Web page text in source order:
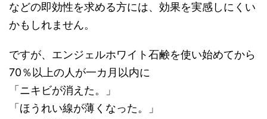
などの即効性を求める方には、効果を実感しにくい
かもしれません。
ですが、エンジェルホワイト石鹸を使い始めてから
70％以上の人が一カ月以内に
「ニキビが消えた。」
「ほうれい線が薄くなった。」